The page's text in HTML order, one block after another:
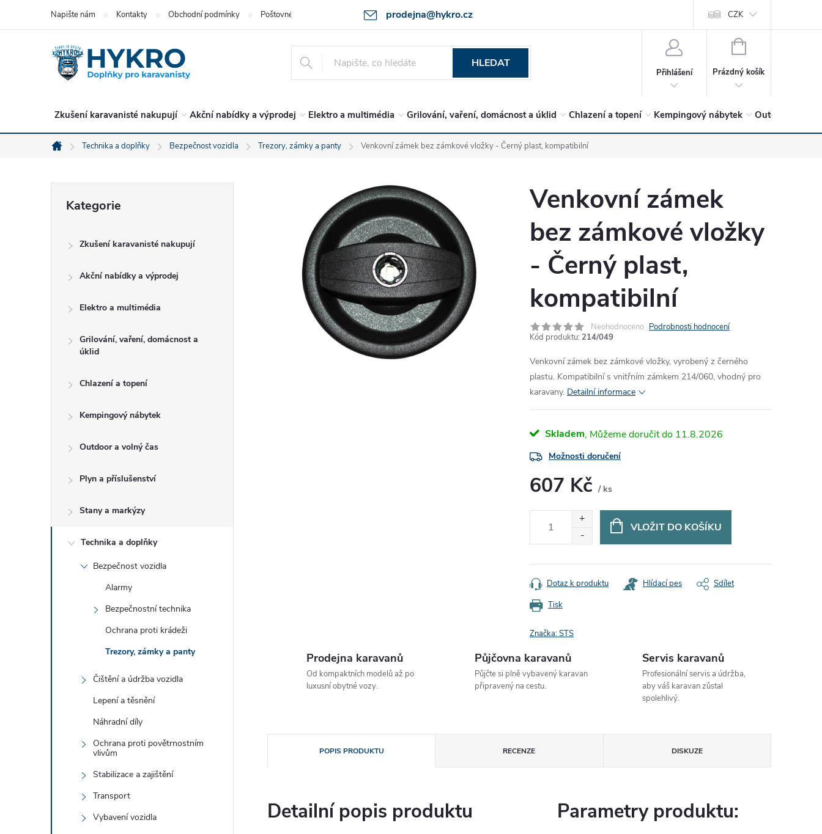
prodejna@hykro.cz
Napište nám Kontakty Obchodní podmínky Poštovné Ochrana osob. údajů - GDPR Postup při reklamaci -jak zboží vrátit? O společnosti Hodnocení obchodu
CZK
HLEDAT
Přihlášení
NÁKUPNÍ
Prázdný košík
Zkušení karavanisté nakupují Akční nabídky a výprodej Elektro a multimédia Grilování, vaření, domácnost a úklid Chlazení a topení Kempingový nábytek Outdoor a
Domů
Technika a doplňky Bezpečnost vozidla Trezory, zámky a panty Venkovní zámek bez zámkové vložky - Černý plast, kompatibilní
n
kategorie
Kategorie
Zkušení karavanisté nakupují
Akční nabídky a výprodej
Elektro a multimédia
Grilování, vaření, domácnost a
úklid
Chlazení a topení
Kempingový nábytek
Outdoor a volný čas
Plyn a příslušenství
Stany a markýzy
Technika a doplňky
Bezpečnost vozidla
Alarmy
Bezpečnostní technika
Ochrana proti krádeži
Trezory, zámky a panty
Čištění a údržba vozidla
Lepení a těsnění
Náhradní díly
Ochrana proti povětrnostním
vlivům
Stabilizace a zajištění
Transport
Vybavení vozidla
Venkovní zámek
bez zámkové vložky
- Černý plast,
kompatibilní
Neohodnoceno Podrobnosti hodnocení
Kód produktu: 214/049
Venkovní zámek bez zámkové vložky, vyrobený z černého
plastu. Kompatibilní s vnitřním zámkem 214/060, vhodný pro
karavany. Detailní informace
Skladem 11.8.2026
Možnosti doručení
607 Kč / ks
VLOŽIT DO KOŠÍKU
Tisk
Dotaz k produktu Hlídací pes Sdílet
Značka:STS
Prodejna karavanů
Od kompaktních modelů až po
luxusní obytné vozy.
Půjčovna karavanů
Půjčte si plně vybavený karavan
připravený na cestu.
Servis karavanů
Profesionální servis a údržba,
aby váš karavan zůstal
spolehlivý.
POPIS PRODUKTU RECENZE DISKUZE
Detailní popis produktu Parametry produktu: